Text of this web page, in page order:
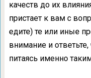
качеств до их
пристает к вам с
едите) те или иные
внимание и
питаясь именно